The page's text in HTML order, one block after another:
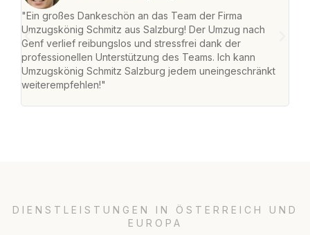
"Ein großes Dankeschön an das Team der Firma
Umzugskönig Schmitz aus Salzburg! Der Umzug nach
Genf verlief reibungslos und stressfrei dank der
professionellen Unterstützung des Teams. Ich kann
Umzugskönig Schmitz Salzburg jedem uneingeschränkt
weiterempfehlen!"
DIENSTLEISTUNGEN IN ÖSTERREICH UND
EUROPA